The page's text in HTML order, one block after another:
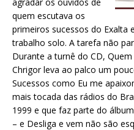
quem escutava os
primeiros sucessos do Exalta
trabalho solo. A tarefa não
Durante a turnê do CD,
Chrigor leva ao palco um
Sucessos como Eu me
mais tocada das rádios do
1999 e que faz parte do
– e Desliga e vem não são